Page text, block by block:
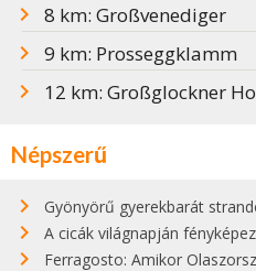
8 km: Großvenediger
9 km: Prosseggklamm
12 km: Großglockner
Népszerű
Gyönyörű gyerekbarát strandok
A cicák világnapján fényképeztük ezt
Ferragosto: Amikor